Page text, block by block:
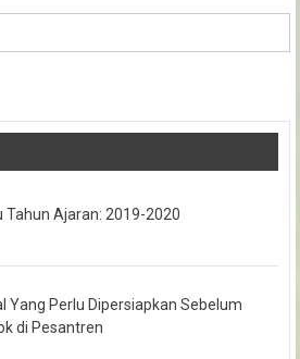
Ajaran: 2019-2020
Yang Perlu Dipersiapkan Sebelum
di Pesantren